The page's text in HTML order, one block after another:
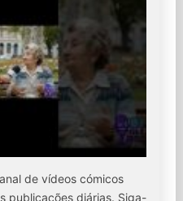
de vídeos cómicos
publicações diárias. Siga-